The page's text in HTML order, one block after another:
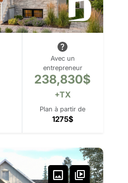
Avec un
entrepreneur
238,830$
+TX
Plan à partir de
1275$